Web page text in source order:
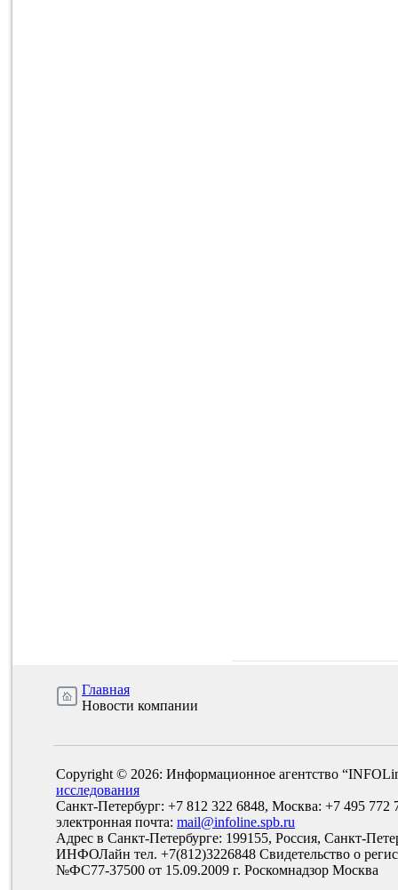
Главная
Новости компании
Copyright © 2026: Информационное агентство
исследования
Санкт-Петербург: +7 812 322 6848, Москва: +7 495 772
электронная почта: mail@infoline.spb.ru
Адрес в Санкт-Петербурге: 199155, Россия, Санкт-
ИНФОЛайн тел. +7(812)3226848 Свидетельство о
№ФС77-37500 от 15.09.2009 г. Роскомнадзор Москва